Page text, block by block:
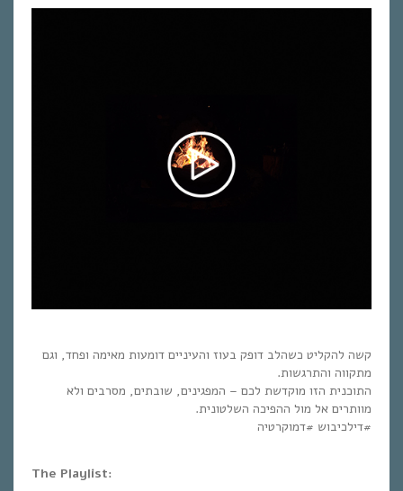
קשה להקליט כשהלב דופק בעוז והעיניים דומעות מאימה ופחד, וגם
מתקווה והתרגשות.
התוכנית הזו מוקדשת לכם – המפגינים, שובתים, מסרבים ולא
מוותרים אל מול ההפיכה השלטונית.
#דילכיבוש #דמוקרטיה
The Playlist: